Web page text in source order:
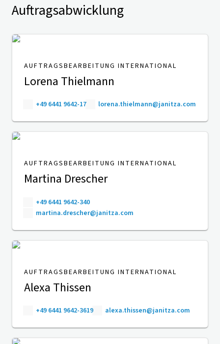
Auftragsabwicklung
AUFTRAGSBEARBEITUNG INTERNATIONAL
Lorena Thielmann
+49 6441 9642-17 lorena.thielmann@janitza.com
AUFTRAGSBEARBEITUNG INTERNATIONAL
Martina Drescher
+49 6441 9642-340
martina.drescher@janitza.com
AUFTRAGSBEARBEITUNG INTERNATIONAL
Alexa Thissen
+49 6441 9642-3619 alexa.thissen@janitza.com